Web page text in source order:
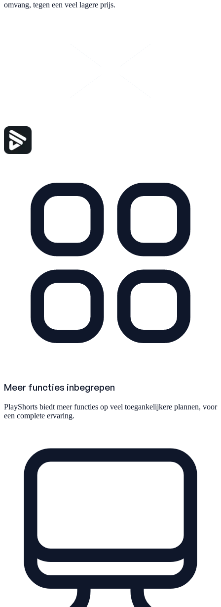
omvang, tegen een veel lagere prijs.
Meer functies inbegrepen
PlayShorts biedt meer functies op veel toegankelijkere plannen, voor
een complete ervaring.